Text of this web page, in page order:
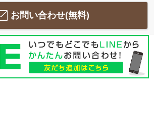
お問い合わせ(無料)